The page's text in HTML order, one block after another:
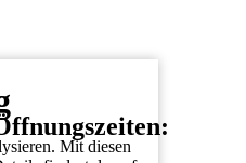
Mit diesen